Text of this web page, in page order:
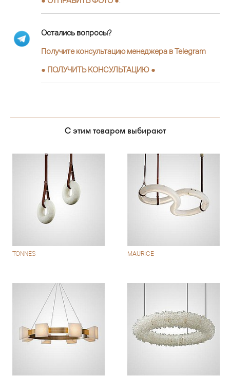
Остались вопросы?
Получите консультацию менеджера в Telegram
● ПОЛУЧИТЬ КОНСУЛЬТАЦИЮ ●
С этим товаром выбирают
TONNES MAURICE